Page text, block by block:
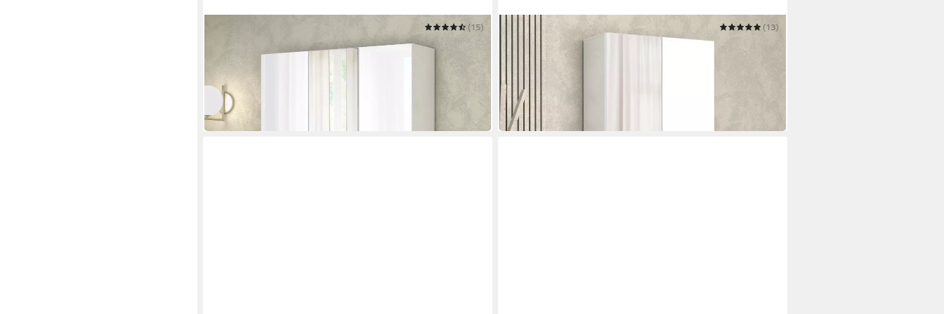
HOME AFFAIRE
Schuhschrank
Mister,Schuhkommode,Schuhmöbel,Schuhablage,Schuhregal
120 x 200 x 34 cm
(15)
449,99 €
-36%
in 1-2 Werktagen bei dir
HOME AFFAIRE
Schuhschrank
Mister,Schuhkommode,Schuhmöbel,Schuhablage,Schuhregal
80 x 200 x 34 cm
B/H/T
(13)
339,99 € UVP 539,00 €
-37%
in 1-2 Werktagen bei dir